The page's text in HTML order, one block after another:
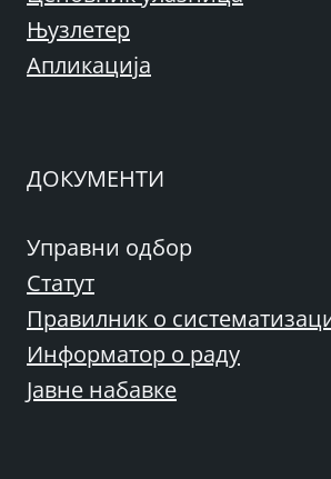
Њузлетер
Апликација
ДОКУМЕНТИ
Управни одбор
Статут
Правилник о
Информатор о раду
Јавне набавке